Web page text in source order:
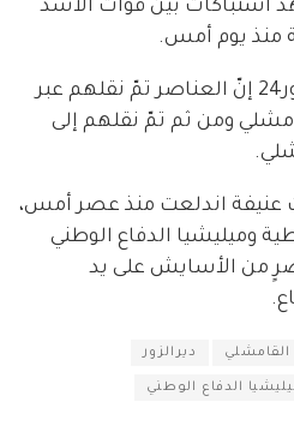
اشتباكات بين قوات الأسد
منذ يوم أمس.
وقال مراسل شبكة ديرالزور24 إنّ العناصر تمّ نقلهم عبر
ومن ثم تمّ نقلهم إلى
عنيفة اندلعت منذ عصر أمس،
وميليشيا الدفاع الوطني
من الأسايش على يد
القامشلي ديرالزور
الدفاع الوطني